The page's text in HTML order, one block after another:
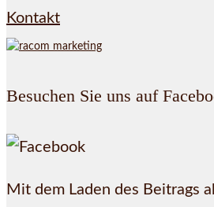
Kontakt
Besuchen Sie uns auf
Mit dem Laden des Beitrags